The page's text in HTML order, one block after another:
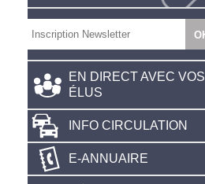
EN DIRECT AVEC VOS
ÉLUS
INFO CIRCULATION
E-ANNUAIRE